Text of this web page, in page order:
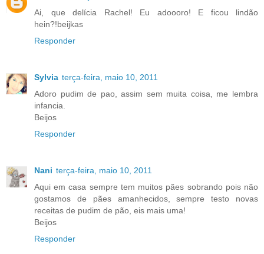
Ai, que delícia Rachel! Eu adoooro! E ficou lindão
hein?!beijkas
Responder
Sylvia terça-feira, maio 10, 2011
Adoro pudim de pao, assim sem muita coisa, me lembra
infancia.
Beijos
Responder
Nani terça-feira, maio 10, 2011
Aqui em casa sempre tem muitos pães sobrando pois não
gostamos de pães amanhecidos, sempre testo novas
receitas de pudim de pão, eis mais uma!
Beijos
Responder